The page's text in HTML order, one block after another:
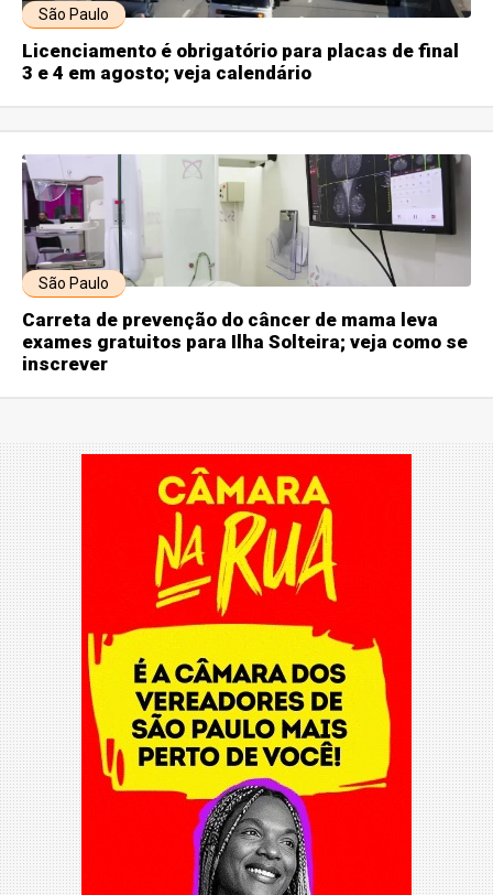
São Paulo
Licenciamento é obrigatório para placas de final
3 e 4 em agosto; veja calendário
São Paulo
Carreta de prevenção do câncer de mama leva
exames gratuitos para Ilha Solteira; veja como se
inscrever